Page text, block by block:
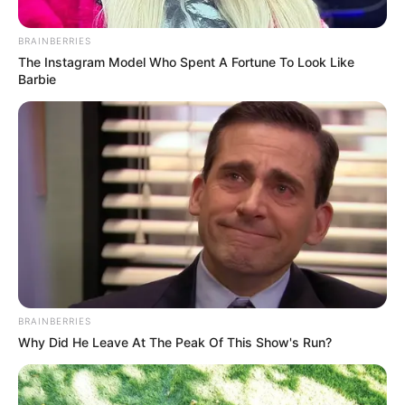
manifestantes en la calle Barranquilla.
Por:Guillermo León Ospina Muñoz
Junio 2, 2021
BRAINBERRIES
The Instagram Model Who Spent A Fortune To Look Like
Barbie
BRAINBERRIES
Why Did He Leave At The Peak Of This Show's Run?